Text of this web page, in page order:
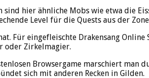
hier ähnliche Mobs wie etwa die
Level für die Quests aus der
Für eingefleischte Drakensang
oder Zirkelmagier.
Browsergame marschiert man
sich mit anderen Recken in Gilden.